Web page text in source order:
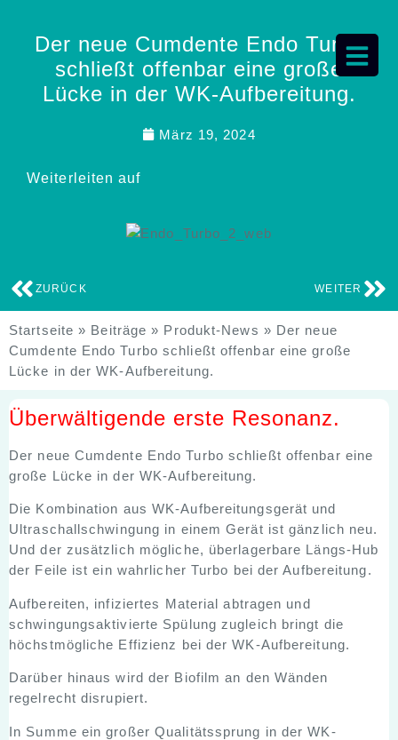
Der neue Cumdente Endo Turbo
schließt offenbar eine große
Lücke in der WK-Aufbereitung.
März 19, 2024
Weiterleiten auf
ZURÜCK WEITER
Startseite » Beiträge » Produkt-News » Der neue
Cumdente Endo Turbo schließt offenbar eine große
Lücke in der WK-Aufbereitung.
Überwältigende erste Resonanz.
Der neue Cumdente Endo Turbo schließt offenbar eine
große Lücke in der WK-Aufbereitung.
Die Kombination aus WK-Aufbereitungsgerät und
Ultraschallschwingung in einem Gerät ist gänzlich neu.
Und der zusätzlich mögliche, überlagerbare Längs-Hub
der Feile ist ein wahrlicher Turbo bei der Aufbereitung.
Aufbereiten, infiziertes Material abtragen und
schwingungsaktivierte Spülung zugleich bringt die
höchstmögliche Effizienz bei der WK-Aufbereitung.
Darüber hinaus wird der Biofilm an den Wänden
regelrecht disrupiert.
In Summe ein großer Qualitätssprung in der WK-